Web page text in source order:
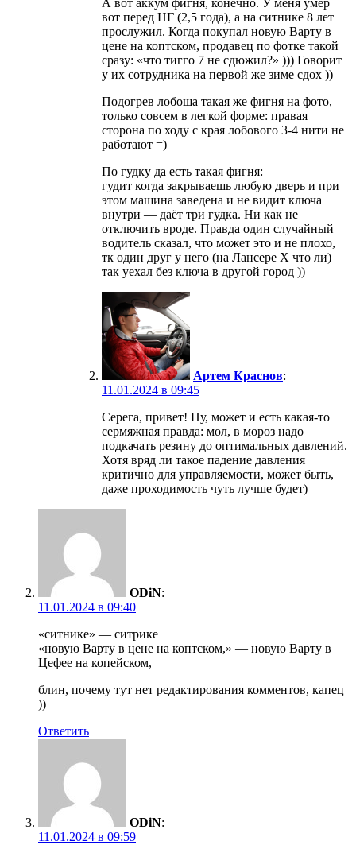
А вот аккум фигня, конечно. У меня умер
вот перед НГ (2,5 года), а на ситнике 8 лет
прослужил. Когда покупал новую Варту в
цене на коптском, продавец по фотке такой
сразу: «что тигго 7 не сдюжил?» ))) Говорит
у их сотрудника на первой же зиме сдох ))
Подогрев лобоша такая же фигня на фото,
только совсем в легкой форме: правая
сторона по ходу с края лобового 3-4 нити не
работают =)
По гудку да есть такая фигня:
гудит когда закрываешь любую дверь и при
этом машина заведена и не видит ключа
внутри — даёт три гудка. Ни как не
отключить вроде. Правда один случайный
водитель сказал, что может это и не плохо,
тк один друг у него (на Лансере Х что ли)
так уехал без ключа в другой город ))
Артем Краснов:
11.01.2024 в 09:45
Серега, привет! Ну, может и есть какая-то
сермяжная правда: мол, в мороз надо
подкачать резину до оптимальных давлений.
Хотя вряд ли такое падение давления
критично для управляемости, может быть,
даже проходимость чуть лучше будет)
ODiN:
11.01.2024 в 09:40
«ситнике» — ситрике
«новую Варту в цене на коптском,» — новую Варту в
Цефее на копейском,
блин, почему тут нет редактирования комментов, капец
))
Ответить
ODiN:
11.01.2024 в 09:59